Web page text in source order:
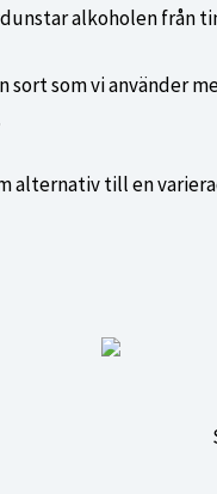
alkoholen från
sort som vi använder
alternativ till en